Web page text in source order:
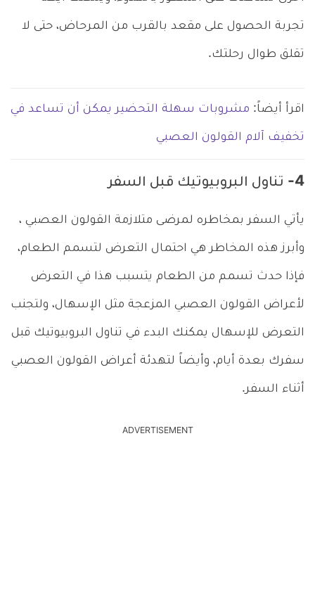
تجربة الحصول على مقعد بالقرب من المرحاض، حتى لا
تقلق طوال رحلتك.
اقرأ أيضاً: مشروبات سهلة التحضير يمكن أن تساعد في
تخفيف آلام القولون العصبي
4- تناول البروبيوتيك قبل السفر
يأتي السفر بمخاطره لمرضى متلازمة القولون العصبي ،
وأبرز هذه المخاطر هي احتمال التعرض لتسمم الطعام،
فإذا حدث تسمم من الطعام يتسبب هذا في التعرض
لأعراض القولون العصبي المزعجة مثل الإسهال، ولتجنب
التعرض للإسهال يمكنك البدء في تناول البروبيوتيك قبل
سفرك بعدة أيام، وأيضاً لتهدئة أعراض القولون العصبي
أثناء السفر.
ADVERTISEMENT